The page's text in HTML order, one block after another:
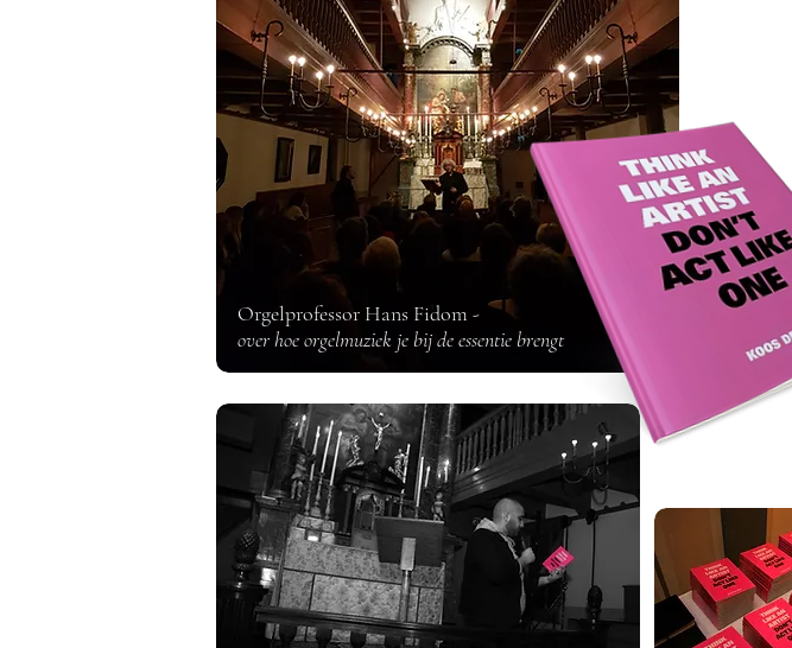
Boekpresentatie bij
Ons' Lieve Heer op Solder
Orgelprofessor Hans Fidom -
over hoe orgelmuziek je bij de essentie brengt